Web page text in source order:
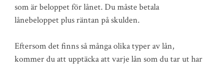
som är beloppet för lånet. Du måste betala
lånebeloppet plus räntan på skulden.
Eftersom det finns så många olika typer av lån,
kommer du att upptäcka att varje lån som du tar ut har